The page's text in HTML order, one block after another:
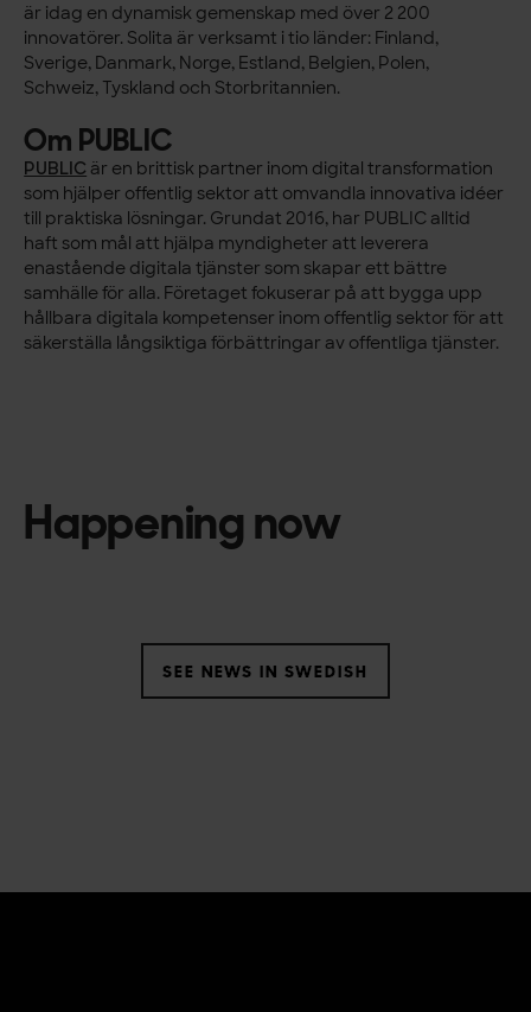
är idag en dynamisk gemenskap med över 2 200
innovatörer. Solita är verksamt i tio länder: Finland,
Sverige, Danmark, Norge, Estland, Belgien, Polen,
Schweiz, Tyskland och Storbritannien.
Om PUBLIC
PUBLIC är en brittisk partner inom digital transformation
som hjälper offentlig sektor att omvandla innovativa idéer
till praktiska lösningar. Grundat 2016, har PUBLIC alltid
haft som mål att hjälpa myndigheter att leverera
enastående digitala tjänster som skapar ett bättre
samhälle för alla. Företaget fokuserar på att bygga upp
hållbara digitala kompetenser inom offentlig sektor för att
säkerställa långsiktiga förbättringar av offentliga tjänster.
Happening now
SEE NEWS IN SWEDISH